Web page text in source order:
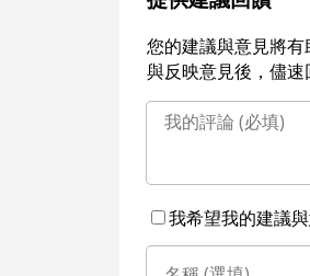
您的建議與意見將
與反映意見後，儘速
我希望我的建議